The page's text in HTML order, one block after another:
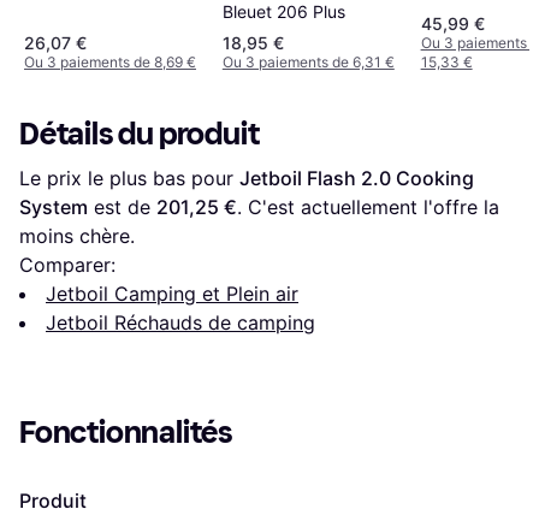
26,07 €
Ou 3 paiements de 8,69 €
Bleuet 206 Plus
18,95 €
Ou 3 paiements de 6,31 €
45,99 €
Ou 3 paiements
15,33 €
Détails du produit
Le prix le plus bas pour Jetboil Flash 2.0 Cooking
System est de 201,25 €. C'est actuellement l'offre la
moins chère.
Comparer:
Jetboil Camping et Plein air
Jetboil Réchauds de camping
Fonctionnalités
Produit